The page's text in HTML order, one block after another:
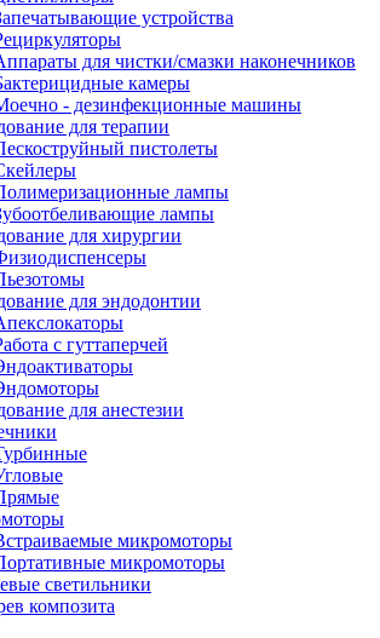
устройства
для чистки/смазки наконечников
камеры
- дезинфекционные машины
для терапии
пистолеты
лампы
лампы
для хирургии
для эндодонтии
с гуттаперчей
для анестезии
микромоторы
микромоторы
светильники
композита